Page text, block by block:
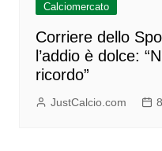
Calciomercato
Corriere dello
l’addio è dolce:
ricordo”
JustCalcio.com